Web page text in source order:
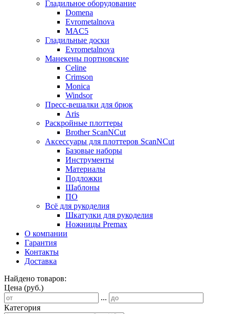
Гладильное оборудование
Domena
Evrometalnova
MAC5
Гладильные доски
Evrometalnova
Манекены портновские
Celine
Crimson
Monica
Windsor
Пресс-вешалки для брюк
Aris
Раскройные плоттеры
Brother ScanNCut
Аксессуары для плоттеров ScanNCut
Базовые наборы
Инструменты
Материалы
Подложки
Шаблоны
ПО
Всё для рукоделия
Шкатулки для рукоделия
Ножницы Premax
О компании
Гарантия
Контакты
Доставка
Найдено товаров:
Цена (руб.)
...
Категория